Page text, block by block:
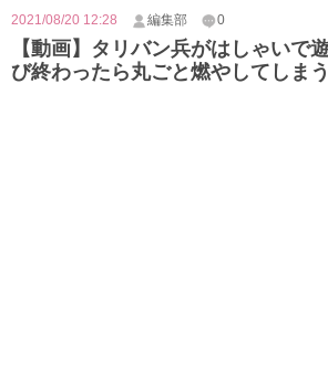
2021/08/20 12:28 編集部 0
【動画】タリバン兵がはしゃい
び終わったら丸ごと燃やしてし